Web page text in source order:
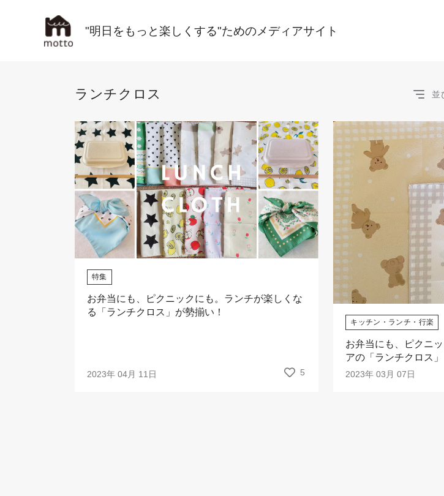
"明日をもっと楽しくする"ためのメディアサイト
ランチクロス 並
特集
お弁当にも、ピクニックにも。ランチが楽しくな
る「ランチクロス」が勢揃い！
2023年 04月 11日 5
キッチン・ランチ・行楽
お弁当にも、ピクニ
アの「ランチクロス」
2023年 03月 07日